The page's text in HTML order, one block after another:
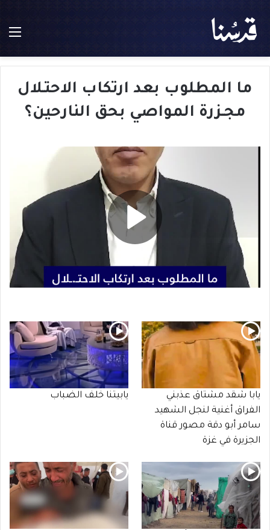
ما المطلوب بعد ارتكاب الاحتـلال
مجـزرة المواصي بحق النارحين؟
يابا شقد مشتاق عذبني
الفراق أغنية لنجل الشهيد
سامر أبو دقة مصور قناة
الجزيرة في غزة
يابيتنا خلف الضباب